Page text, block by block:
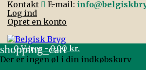
Kontakt E-mail:
Log ind
Opret en konto
shopping_cart
0Varer - 0,00 kr.
Der er ingen øl i din indkøbskurv